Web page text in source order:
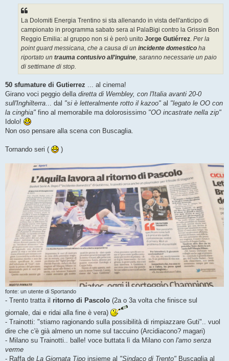
La Dolomiti Energia Trentino si sta allenando in vista dell'anticipo di
campionato in programma sabato sera al PalaBigi contro la Grissin Bon
Reggio Emilia: al gruppo non si è però unito Jorge Gutiérrez. Per la
point guard messicana, che a causa di un incidente domestico ha
riportato un trauma contusivo all’inguine, saranno necessarie un paio
di settimane di stop.
50 sfumature di Gutierrez ... al cinema!
Girano voci peggio della diretta di Wembley, con l'Italia avanti 20-0
sull'Inghilterra... dal "si è letteralmente rotto il kazoo" al "legato le OO con
la cinghia" fino al memorabile ma dolorosissimo "OO incastrate nella zip"
Idolo!
Non oso pensare alla scena con Buscaglia.
Tornando seri ( )
fonte: un utente di Sportando
- Trento tratta il ritorno di Pascolo (2a o 3a volta che finisce sul
giornale, dai e ridai alla fine è vera)
- Trainotti: "stiamo ragionando sulla possibilità di rimpiazzare Guti".. vuol
dire che c'è già almeno un nome sul taccuino (Arcidiacono? magari)
- Milano su Trainotti.. balle! voce buttata lì da Milano con l'amo senza
verme
- Raffa de La Giornata Tipo insieme al "Sindaco di Trento" Buscaglia al